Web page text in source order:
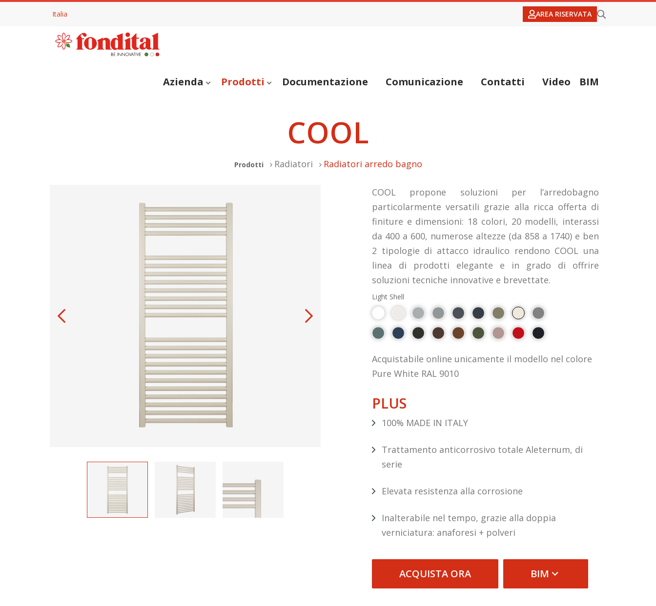
Italia AREA RISERVATA
Azienda Prodotti Documentazione Comunicazione Contatti Video BIM
COOL
Prodotti Radiatori Radiatori arredo bagno
COOL propone soluzioni per l’arredobagno
particolarmente versatili grazie alla ricca offerta di
finiture e dimensioni: 18 colori, 20 modelli, interassi
da 400 a 600, numerose altezze (da 858 a 1740) e ben
2 tipologie di attacco idraulico rendono COOL una
linea di prodotti elegante e in grado di offrire
soluzioni tecniche innovative e brevettate.
Light Shell
Acquistabile online unicamente il modello nel colore
Pure White RAL 9010
PLUS
100% MADE IN ITALY
Trattamento anticorrosivo totale Aleternum, di
serie
Elevata resistenza alla corrosione
Inalterabile nel tempo, grazie alla doppia
verniciatura: anaforesi + polveri
ACQUISTA ORA BIM